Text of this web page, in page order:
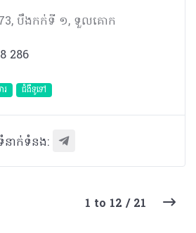
273, បឹងកក់ទី ១, ទួលគោក
286
រ ជំងឺទូទៅ
នាក់ទំនង:
1 to 12 / 21